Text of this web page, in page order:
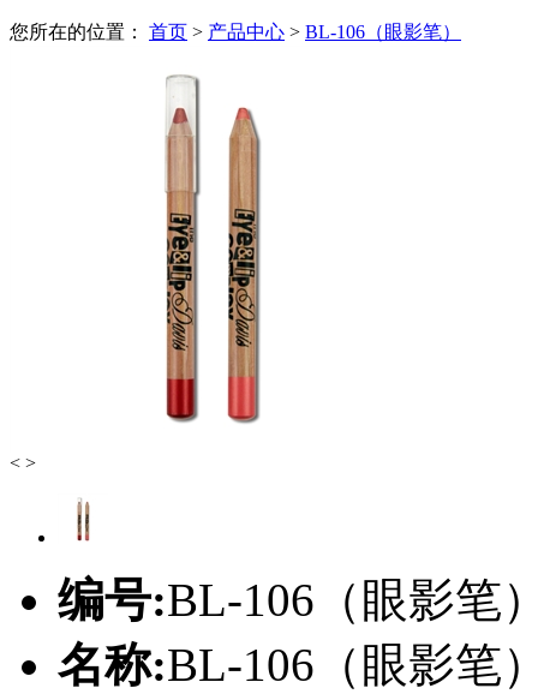
您所在的位置： 首页 > 产品中心 > BL-106（眼影笔）
< >
编号:BL-106（眼影笔
名称:BL-106（眼影笔